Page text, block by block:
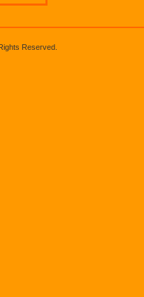
Rights Reserved.